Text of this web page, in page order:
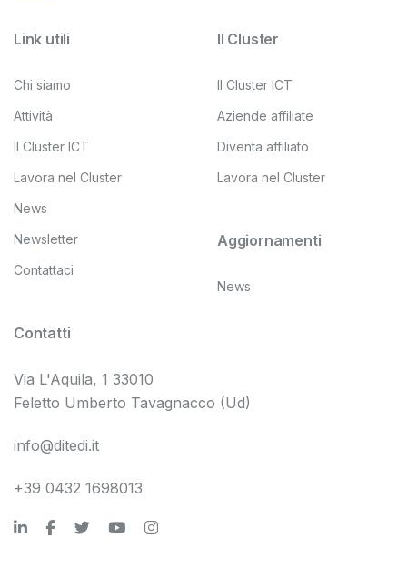
Link utili
Chi siamo
Attività
Il Cluster ICT
Lavora nel Cluster
News
Newsletter
Contattaci
Il Cluster
Il Cluster ICT
Aziende affiliate
Diventa affiliato
Lavora nel Cluster
Aggiornamenti
News
Contatti
Via L'Aquila, 1 33010
Feletto Umberto Tavagnacco (Ud)
info@ditedi.it
+39 0432 1698013